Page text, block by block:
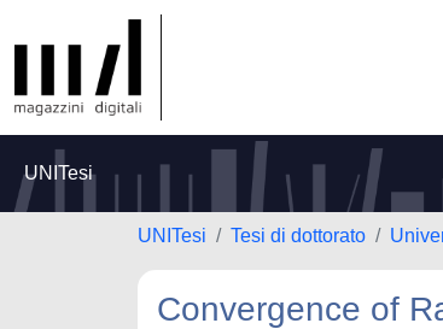
UNITesi
UNITesi Tesi di dottorato
Convergence of